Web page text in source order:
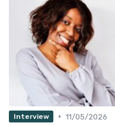
Interview • 11/05/2026